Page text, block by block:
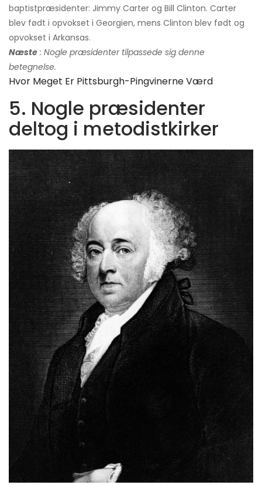
baptistpræsidenter: Jimmy Carter og Bill Clinton. Carter
blev født i opvokset i Georgien, mens Clinton blev født og
opvokset i Arkansas.
Næste : Nogle præsidenter tilpassede sig denne
betegnelse.
Hvor Meget Er Pittsburgh-Pingvinerne Værd
5. Nogle præsidenter
deltog i metodistkirker